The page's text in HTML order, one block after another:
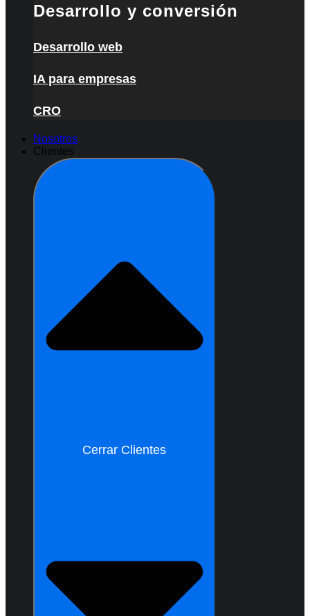
Desarrollo y conversión
Desarrollo web
IA para empresas
CRO
Nosotros
Clientes
Cerrar Clientes